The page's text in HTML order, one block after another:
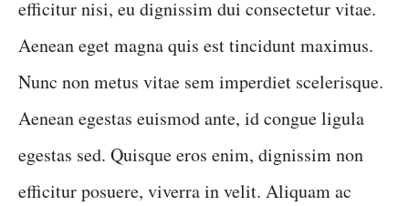
efficitur nisi, eu dignissim dui consectetur vitae.
Aenean eget magna quis est tincidunt maximus.
Nunc non metus vitae sem imperdiet scelerisque.
Aenean egestas euismod ante, id congue ligula
egestas sed. Quisque eros enim, dignissim non
efficitur posuere, viverra in velit. Aliquam ac